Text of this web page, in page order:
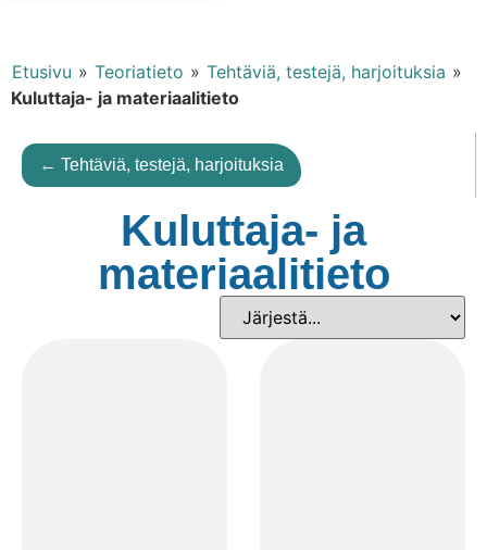
Etusivu » Teoriatieto » Tehtäviä, testejä, harjoituksia »
Kuluttaja- ja materiaalitieto
← Tehtäviä, testejä, harjoituksia
Kuluttaja- ja
materiaalitieto